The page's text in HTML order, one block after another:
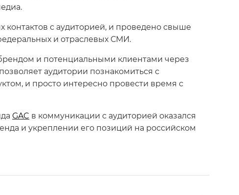
контактов с аудиторией, и проведено свыше
и отраслевых СМИ.
и потенциальными клиентами через
аудитории познакомиться с
и просто интересно провести время с
GAC в коммуникации с аудиторией оказался
и укреплении его позиций на российском